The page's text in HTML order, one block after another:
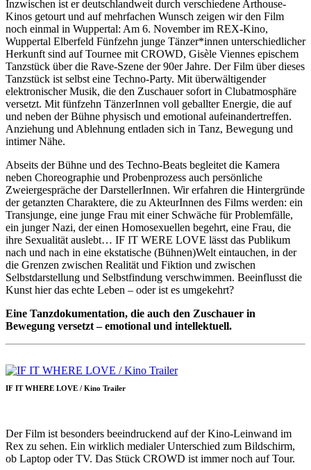
Inzwischen ist er deutschlandweit durch verschiedene Arthouse-
Kinos getourt und auf mehrfachen Wunsch zeigen wir den Film
noch einmal in Wuppertal: Am 6. November im REX-Kino,
Wuppertal Elberfeld Fünfzehn junge Tänzer*innen unterschiedlicher
Herkunft sind auf Tournee mit CROWD, Gisèle Viennes epischem
Tanzstück über die Rave-Szene der 90er Jahre. Der Film über dieses
Tanzstück ist selbst eine Techno-Party. Mit überwältigender
elektronischer Musik, die den Zuschauer sofort in Clubatmosphäre
versetzt. Mit fünfzehn TänzerInnen voll geballter Energie, die auf
und neben der Bühne physisch und emotional aufeinandertreffen.
Anziehung und Ablehnung entladen sich in Tanz, Bewegung und
intimer Nähe.
Abseits der Bühne und des Techno-Beats begleitet die Kamera
neben Choreographie und Probenprozess auch persönliche
Zweiergespräche der DarstellerInnen. Wir erfahren die Hintergründe
der getanzten Charaktere, die zu AkteurInnen des Films werden: ein
Transjunge, eine junge Frau mit einer Schwäche für Problemfälle,
ein junger Nazi, der einen Homosexuellen begehrt, eine Frau, die
ihre Sexualität auslebt… IF IT WERE LOVE lässt das Publikum
nach und nach in eine ekstatische (Bühnen)Welt eintauchen, in der
die Grenzen zwischen Realität und Fiktion und zwischen
Selbstdarstellung und Selbstfindung verschwimmen. Beeinflusst die
Kunst hier das echte Leben – oder ist es umgekehrt?
Eine Tanzdokumentation, die auch den Zuschauer in
Bewegung versetzt – emotional und intellektuell.
IF IT WHERE LOVE / Kino Trailer
Der Film ist besonders beeindruckend auf der Kino-Leinwand im
Rex zu sehen. Ein wirklich medialer Unterschied zum Bildschirm,
ob Laptop oder TV. Das Stück CROWD ist immer noch auf Tour.